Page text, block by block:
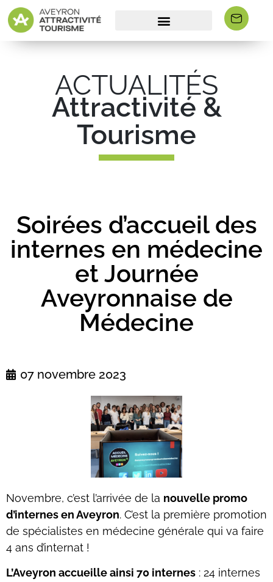
ACTUALITÉS
Attractivité &
Tourisme
Soirées d’accueil des
internes en médecine
et Journée
Aveyronnaise de
Médecine
07 novembre 2023
Novembre, c’est l’arrivée de la nouvelle promo
d’internes en Aveyron. C’est la première promotion
de spécialistes en médecine générale qui va faire
4 ans d’internat !
L’Aveyron accueille ainsi 70 internes : 24 internes